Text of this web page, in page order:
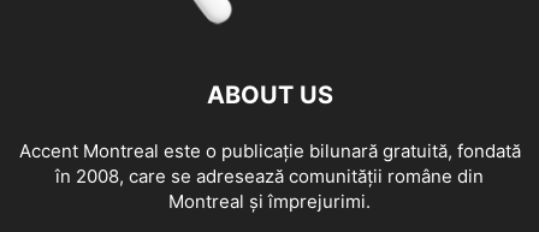
ABOUT US
Accent Montreal este o publicație bilunară gratuită, fondată
în 2008, care se adresează comunităţii române din
Montreal şi împrejurimi.